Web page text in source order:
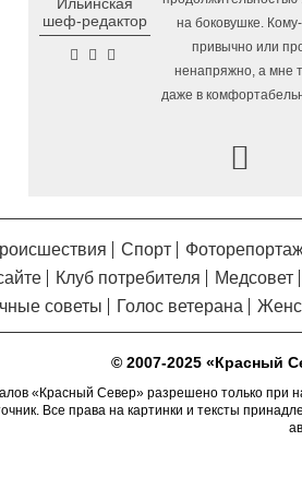
4.08.2026 16:38
На Вологодчине
общественных наблюдателей к
предстоящим выборам
4.08.2026 15:08 У Никольского
под Вологдой появится
курантами
площадка с профессиональным
покрытием появится в Вологде
2026 года
шеф-редактор
на боковушке.
привычно или
ненапряжно, а мне
даже в
Спорт
Клуб потребителя Медсовет
советы
Голос ветерана
© 2007-2025 «Красный
«Красный Север» разрешено только при
Все права на картинки и тексты